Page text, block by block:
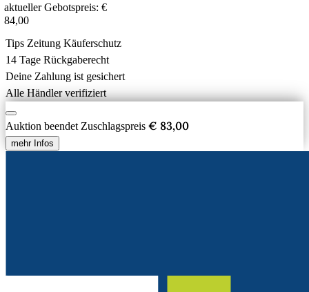
aktueller Gebotspreis: €
84,00
Tips Zeitung Käuferschutz
14 Tage Rückgaberecht
Deine Zahlung ist gesichert
Alle Händler verifiziert
Auktion beendet Zuschlagspreis € 83,00
mehr Infos